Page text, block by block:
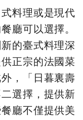
料理或是現代
廳可以選擇。
的臺式料理深
正宗的法國菜
，「日暮裏壽
選擇，提供新
廳不僅提供美